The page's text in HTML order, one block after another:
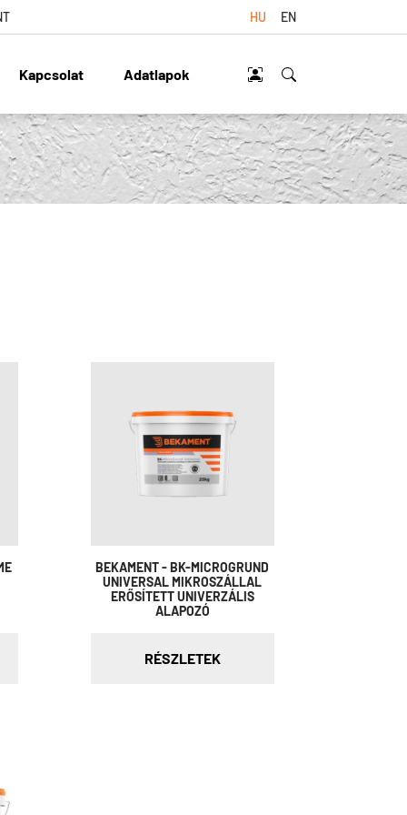
HU EN
Kapcsolat Adatlapok
BEKAMENT - BK-MICROGRUND
UNIVERSAL MIKROSZÁLLAL
ERŐSÍTETT UNIVERZÁLIS
ALAPOZÓ
RÉSZLETEK